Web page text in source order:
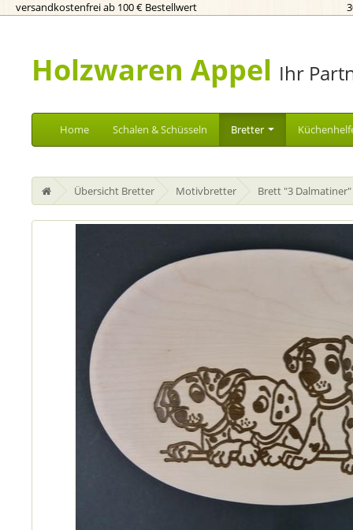
versandkostenfrei ab 100 € Bestellwert
Holzwaren Appel Ihr
Home Schalen & Schüsseln Bretter
Übersicht Bretter Motivbretter Brett "3 Dalmatiner"